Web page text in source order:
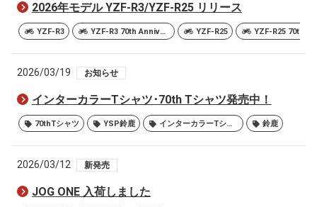
2026年モデル YZF-R3/YZF-R25 リリース
YZF-R3 YZF-R3 70th Anniversary Edition YZF-R25
2026/03/19 お知らせ
インターカラーTシャツ･70th Tシャツ発売中！
70thTシャツ YSP鈴鹿 インターカラーTシャツ 鈴鹿
2026/03/12 新発売
JOG ONE 入荷しました